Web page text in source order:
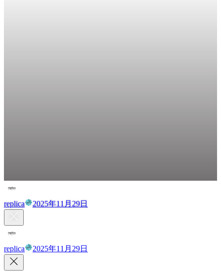
replica 2025年11月29日
replica 2025年11月29日